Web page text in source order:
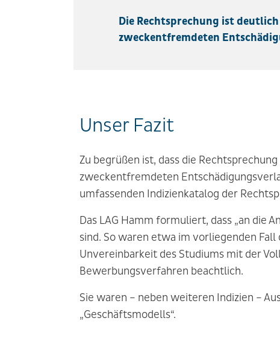
Die Rechtsprechung ist
zweckentfremdeten
Unser Fazit
Zu begrüßen ist, dass die
zweckentfremdeten
umfassenden Indizienkatalog der
Das LAG Hamm formuliert, dass „an die
sind. So waren etwa im vorliegenden
Unvereinbarkeit des Studiums mit der
Bewerbungsverfahren beachtlich.
Sie waren – neben weiteren Indizien –
„Geschäftsmodells“.